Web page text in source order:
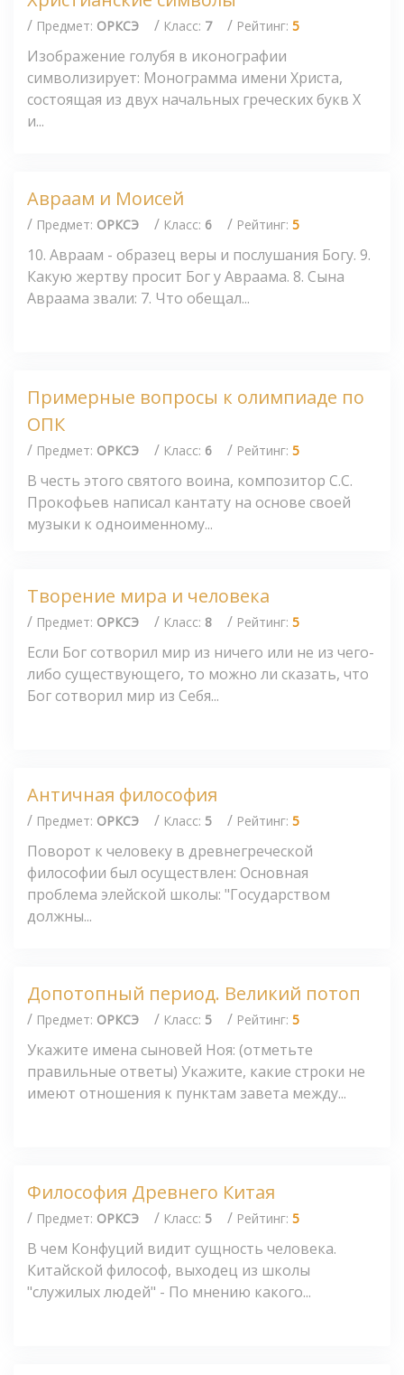
/ Предмет: ОРКСЭ / Класс: 7 / Рейтинг: 5
Изображение голубя в иконографии
символизирует: Монограмма имени Христа,
состоящая из двух начальных греческих букв Х
и...
Авраам и Моисей
/ Предмет: ОРКСЭ / Класс: 6 / Рейтинг: 5
10. Авраам - образец веры и послушания Богу. 9.
Какую жертву просит Бог у Авраама. 8. Сына
Авраама звали: 7. Что обещал...
Примерные вопросы к олимпиаде по
ОПК
/ Предмет: ОРКСЭ / Класс: 6 / Рейтинг: 5
В честь этого святого воина, композитор С.С.
Прокофьев написал кантату на основе своей
музыки к одноименному...
Творение мира и человека
/ Предмет: ОРКСЭ / Класс: 8 / Рейтинг: 5
Если Бог сотворил мир из ничего или не из чего-
либо существующего, то можно ли сказать, что
Бог сотворил мир из Себя...
Античная философия
/ Предмет: ОРКСЭ / Класс: 5 / Рейтинг: 5
Поворот к человеку в древнегреческой
философии был осуществлен: Основная
проблема элейской школы: "Государством
должны...
Допотопный период. Великий потоп
/ Предмет: ОРКСЭ / Класс: 5 / Рейтинг: 5
Укажите имена сыновей Ноя: (отметьте
правильные ответы) Укажите, какие строки не
имеют отношения к пунктам завета между...
Философия Древнего Китая
/ Предмет: ОРКСЭ / Класс: 5 / Рейтинг: 5
В чем Конфуций видит сущность человека.
Китайской философ, выходец из школы
"служилых людей" - По мнению какого...